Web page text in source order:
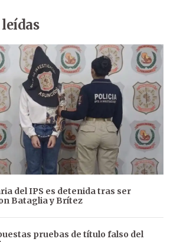
del IPS es detenida tras ser
Bataglia y Brítez
pruebas de título falso del